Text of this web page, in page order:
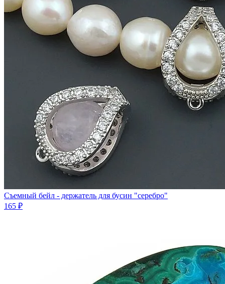
Съемный бейл - держатель для бусин "серебро"
165 ₽